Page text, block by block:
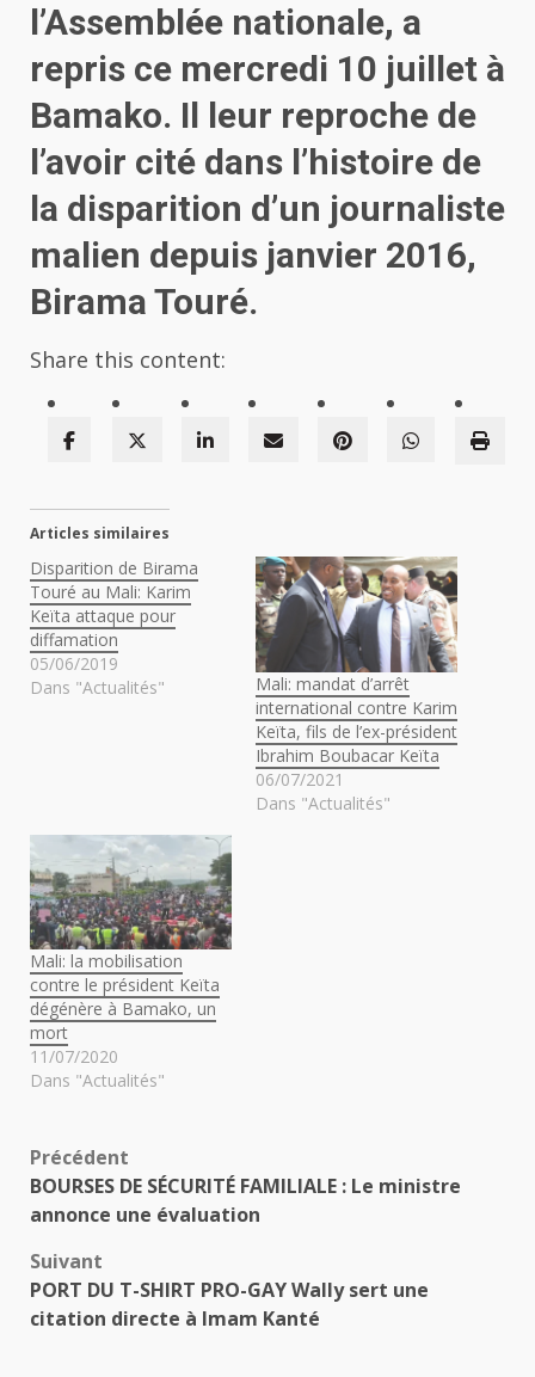
l’Assemblée nationale, a
repris ce mercredi 10 juillet à
Bamako. Il leur reproche de
l’avoir cité dans l’histoire de
la disparition d’un journaliste
malien depuis janvier 2016,
Birama Touré.
Share this content:
Articles similaires
Disparition de Birama
Touré au Mali: Karim
Keïta attaque pour
diffamation
05/06/2019
Dans "Actualités"
Mali: mandat d’arrêt
international contre Karim
Keïta, fils de l’ex-président
Ibrahim Boubacar Keïta
06/07/2021
Dans "Actualités"
Mali: la mobilisation
contre le président Keïta
dégénère à Bamako, un
mort
11/07/2020
Dans "Actualités"
Navigation
d’article
Précédent
BOURSES DE SÉCURITÉ FAMILIALE : Le ministre
annonce une évaluation
Suivant
PORT DU T-SHIRT PRO-GAY Wally sert une
citation directe à Imam Kanté